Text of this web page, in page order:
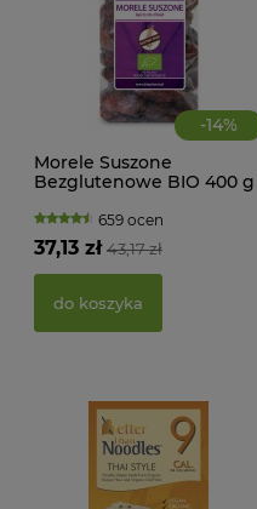
-14%
Morele Suszone
Bezglutenowe BIO 400 g
659 ocen
43,17 zł
37,13 zł
do koszyka